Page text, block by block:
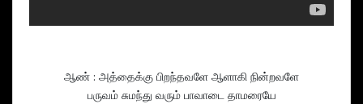
ஆண் : அத்தைக்கு பிறந்தவளே ஆளாகி நின்றவளே
பருவம் சுமந்து வரும் பாவாடை தாமரையே